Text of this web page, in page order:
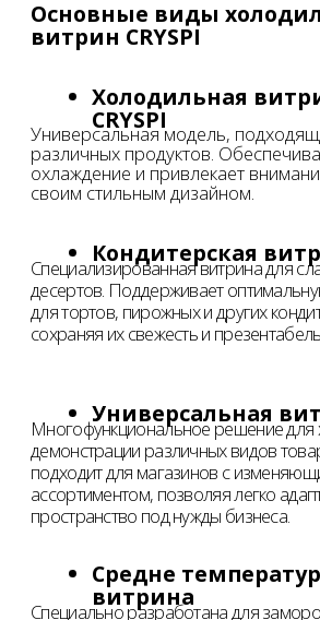
Идеальное решение для хранения замороженных
продуктов и деликатесов. Обеспечивают удобный
доступ и высокую видимость товаров, что способствует
Холодильное оборудование для магазинов
основной элемент успешного предприятия
торговли.
Все товары в магазине, имеющие определенные
условия хранения требуют размещения в особых
оборудованию, которое делится на группы:
холодильные витрины и кассовые столы к ним,
шкафы, лари морозильные разных классов, лари-
бонеты и холодильные горки.
Лари-бонеты